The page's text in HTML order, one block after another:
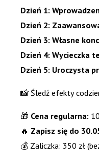
Dzień 1:
Dzień 2:
Dzień 3: Własne
Dzień 4: Wycieczka
Dzień 5: Uroczysta
📸 Śledź efekty
🎁 Cena regularna:
🔥 Zapisz się do
💰 Zaliczka: 350 zł